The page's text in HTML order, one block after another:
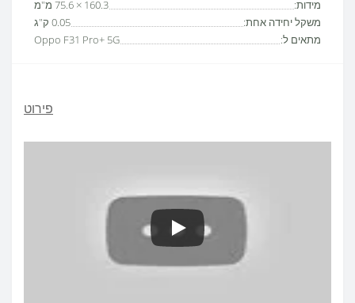
מידות:
160.3 × 75.6 מ"מ
משקל יחידה אחת:
0.05 ק"ג
מתאים ל:
Oppo F31 Pro+ 5G
פירוט